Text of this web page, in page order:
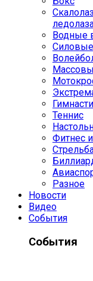
Водные
Теннис
Фитнес
Разное
Новости
Видео
События
События